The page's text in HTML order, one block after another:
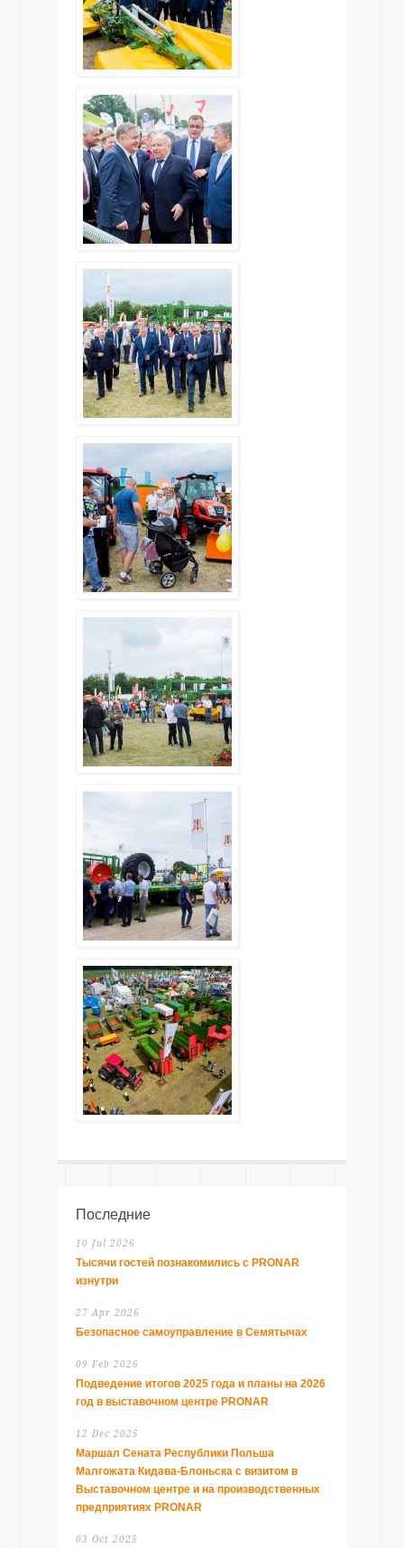
Последние
10 Jul 2026
Тысячи гостей познакомились с PRONAR
изнутри
27 Apr 2026
Безопасное самоуправление в Семятычах
09 Feb 2026
Подведение итогов 2025 года и планы на 2026
год в выставочном центре PRONAR
12 Dec 2025
Маршал Сената Республики Польша
Малгожата Кидава-Блоньска с визитом в
Выставочном центре и на производственных
предприятиях PRONAR
03 Oct 2025